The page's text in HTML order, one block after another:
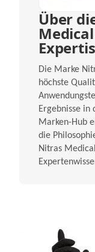
Über
Die Marke
höchste
Ergebnisse in
Marken-Hub
die
Nitras